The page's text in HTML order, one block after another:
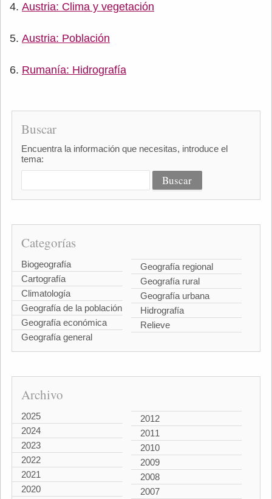
Austria: Clima y vegetación
Austria: Población
Rumanía: Hidrografía
Buscar
Encuentra la información que necesitas, introduce el
tema:
Categorías
Biogeografía
Cartografía
Climatología
Geografía de la población
Geografía económica
Geografía general
Geografía regional
Geografía rural
Geografía urbana
Hidrografía
Relieve
Archivo
2025
2024
2023
2022
2021
2020
2012
2011
2010
2009
2008
2007